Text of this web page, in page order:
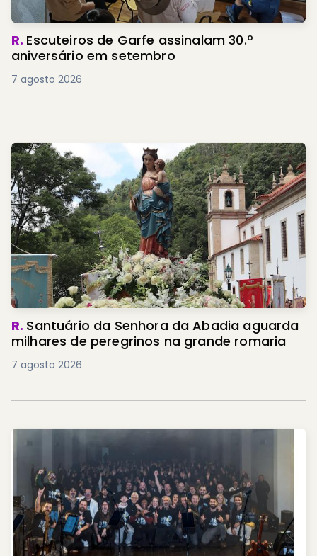
R. Escuteiros de Garfe assinalam 30.º
aniversário em setembro
7 agosto 2026
R. Santuário da Senhora da Abadia aguarda
milhares de peregrinos na grande romaria
7 agosto 2026